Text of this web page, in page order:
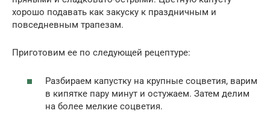
хорошо подавать как закуску к праздничным и
повседневным трапезам.
Приготовим ее по следующей рецептуре:
Разбираем капустку на крупные соцветия, варим
в кипятке пару минут и остужаем. Затем делим
на более мелкие соцветия.